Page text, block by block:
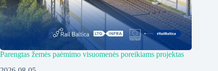
Parengtas žemės paėmimo visuomenės poreikiams projektas